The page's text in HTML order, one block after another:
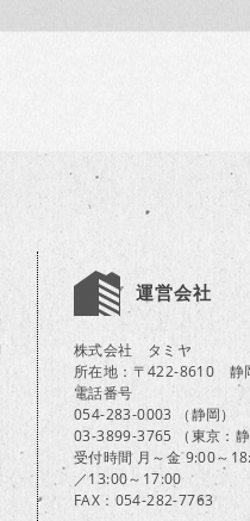
運営会社
株式会社 タミヤ
所在地：〒422-8610 静
電話番号
054-283-0003 （静岡）
03-3899-3765 （東京：静
受付時間 月～金 9:00～
／13:00～17:00
FAX：054-282-7763